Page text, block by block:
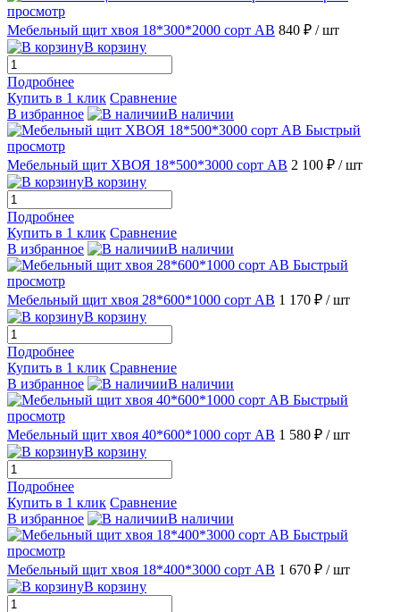
просмотр
Мебельный щит хвоя 18*300*2000 сорт АВ 840 ₽ / шт
В корзину
Подробнее
Купить в 1 клик Сравнение
В избранное
В наличии
Быстрый
просмотр
Мебельный щит ХВОЯ 18*500*3000 сорт АВ 2 100 ₽ / шт
В корзину
Подробнее
Купить в 1 клик Сравнение
В избранное
В наличии
Быстрый
просмотр
Мебельный щит хвоя 28*600*1000 сорт АВ 1 170 ₽ / шт
В корзину
Подробнее
Купить в 1 клик Сравнение
В избранное
В наличии
Быстрый
просмотр
Мебельный щит хвоя 40*600*1000 сорт АВ 1 580 ₽ / шт
В корзину
Подробнее
Купить в 1 клик Сравнение
В избранное
В наличии
Быстрый
просмотр
Мебельный щит хвоя 18*400*3000 сорт АВ 1 670 ₽ / шт
В корзину